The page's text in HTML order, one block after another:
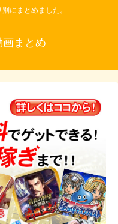
にまとめました。
まとめ